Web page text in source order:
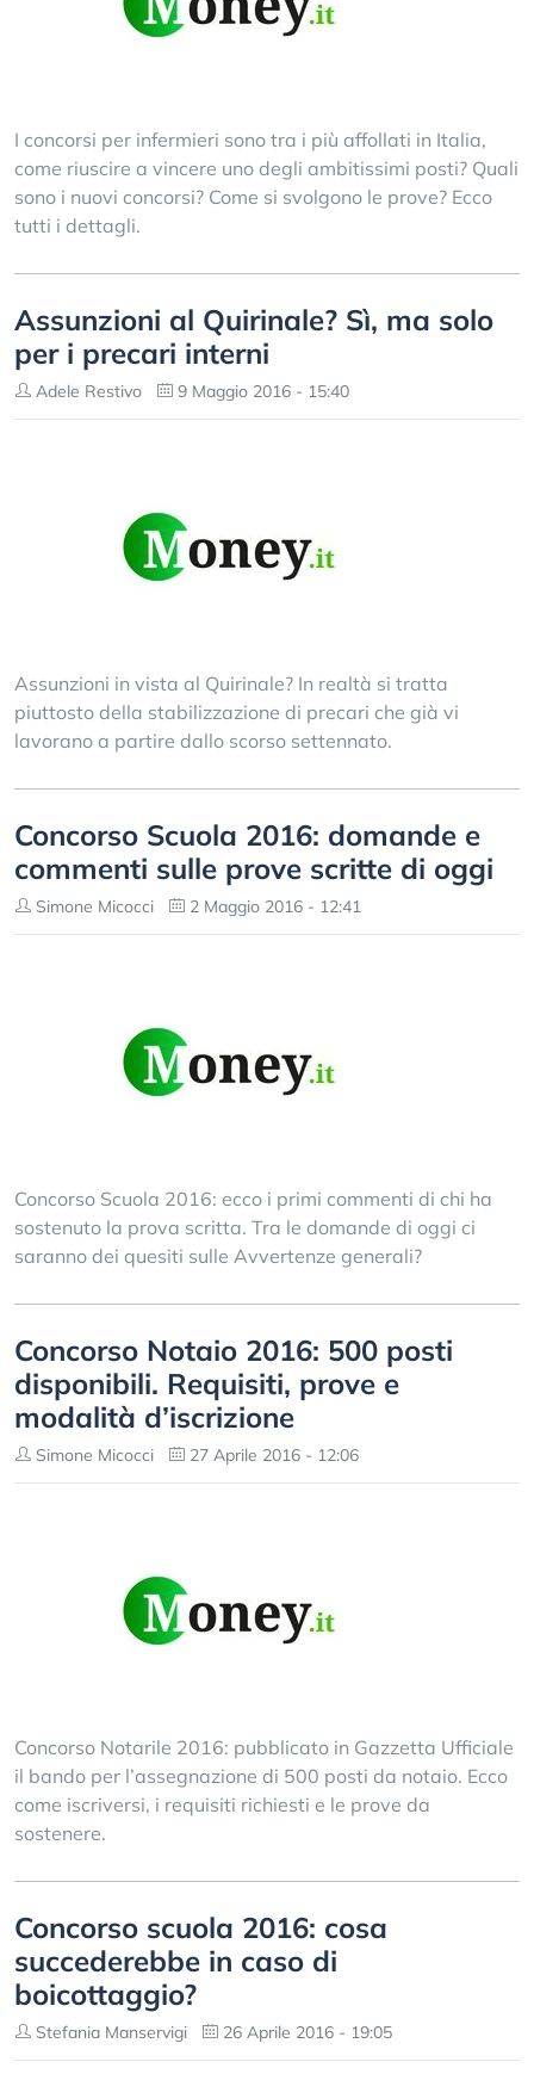
I concorsi per infermieri sono tra i più affollati in Italia,
come riuscire a vincere uno degli ambitissimi posti? Quali
sono i nuovi concorsi? Come si svolgono le prove? Ecco
tutti i dettagli.
Assunzioni al Quirinale? Sì, ma solo
per i precari interni
Adele Restivo 9 Maggio 2016 - 15:40
Assunzioni in vista al Quirinale? In realtà si tratta
piuttosto della stabilizzazione di precari che già vi
lavorano a partire dallo scorso settennato.
Concorso Scuola 2016: domande e
commenti sulle prove scritte di oggi
Simone Micocci 2 Maggio 2016 - 12:41
Concorso Scuola 2016: ecco i primi commenti di chi ha
sostenuto la prova scritta. Tra le domande di oggi ci
saranno dei quesiti sulle Avvertenze generali?
Concorso Notaio 2016: 500 posti
disponibili. Requisiti, prove e
modalità d’iscrizione
Simone Micocci 27 Aprile 2016 - 12:06
Concorso Notarile 2016: pubblicato in Gazzetta Ufficiale
il bando per l’assegnazione di 500 posti da notaio. Ecco
come iscriversi, i requisiti richiesti e le prove da
sostenere.
Concorso scuola 2016: cosa
succederebbe in caso di
boicottaggio?
Stefania Manservigi 26 Aprile 2016 - 19:05